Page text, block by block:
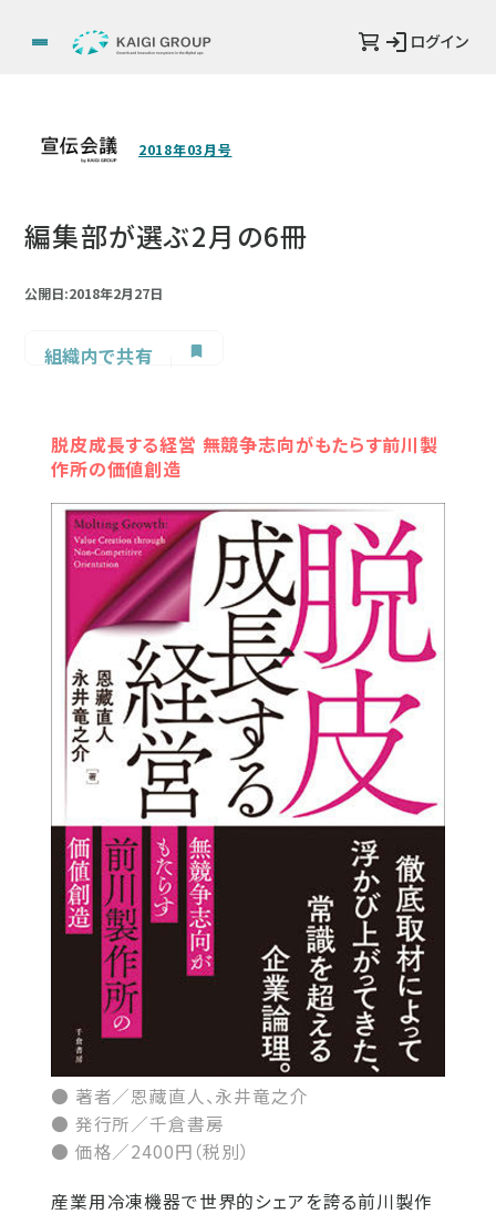
ログイン
2018年03月号
編集部が選ぶ2月の6冊
公開日:2018年2月27日
組織内で共有
脱皮成長する経営 無競争志向がもたらす前川製
作所の価値創造
● 著者／恩藏直人、永井竜之介
● 発行所／千倉書房
● 価格／2400円（税別）
産業用冷凍機器で世界的シェアを誇る前川製作